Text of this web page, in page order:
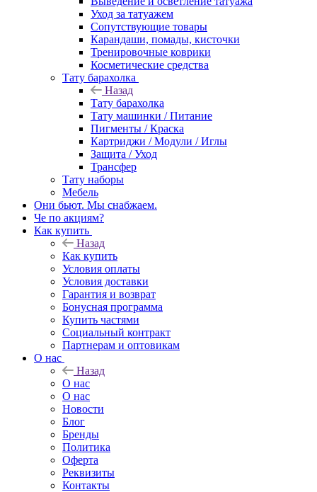
Уход за татуажем
Сопутствующие товары
Карандаши, помады, кисточки
Тренировочные коврики
Косметические средства
Тату барахолка
Назад
Тату барахолка
Тату машинки / Питание
Пигменты / Краска
Картриджи / Модули / Иглы
Защита / Уход
Трансфер
Тату наборы
Мебель
Они бьют. Мы снабжаем.
Че по акциям?
Как купить
Назад
Как купить
Условия оплаты
Условия доставки
Гарантия и возврат
Бонусная программа
Купить частями
Социальный контракт
Партнерам и оптовикам
О нас
Назад
О нас
О нас
Новости
Блог
Бренды
Политика
Оферта
Реквизиты
Контакты